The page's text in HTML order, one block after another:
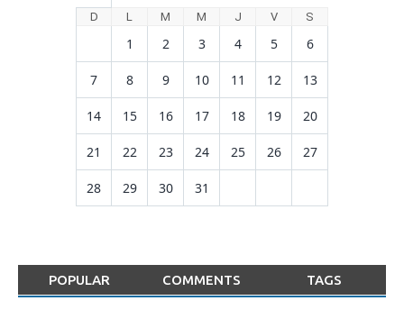
D L M M J V S
1 2 3 4 5 6
7 8 9 10 11 12 13
14 15 16 17 18 19 20
21 22 23 24 25 26 27
28 29 30 31
POPULAR COMMENTS TAGS